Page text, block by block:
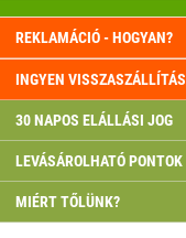
REKLAMÁCIÓ - HOGYAN?
INGYEN VISSZASZÁLLÍTÁS
30 NAPOS ELÁLLÁSI JOG
LEVÁSÁROLHATÓ PONTOK
MIÉRT TŐLÜNK?